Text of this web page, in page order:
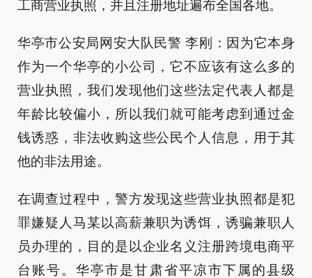
工商营业执照，并且注册地址遍布全国各地。
华亭市公安局网安大队民警 李刚：因为它本身
作为一个华亭的小公司，它不应该有这么多的
营业执照，我们发现他们这些法定代表人都是
年龄比较偏小，所以我们就可能考虑到通过金
钱诱惑，非法收购这些公民个人信息，用于其
他的非法用途。
在调查过程中，警方发现这些营业执照都是犯
罪嫌疑人马某以高薪兼职为诱饵，诱骗兼职人
员办理的，目的是以企业名义注册跨境电商平
台账号。华亭市是甘肃省平凉市下属的县级